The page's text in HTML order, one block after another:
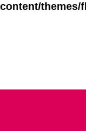
content/themes/